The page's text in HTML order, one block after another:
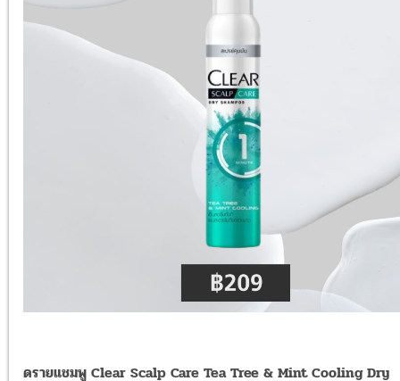
ดรายแชมพู Clear Scalp Care Tea Tree & Mint Cooling Dry